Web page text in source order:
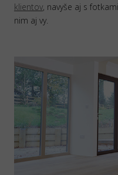
klientov, navyše aj s
nim aj vy.